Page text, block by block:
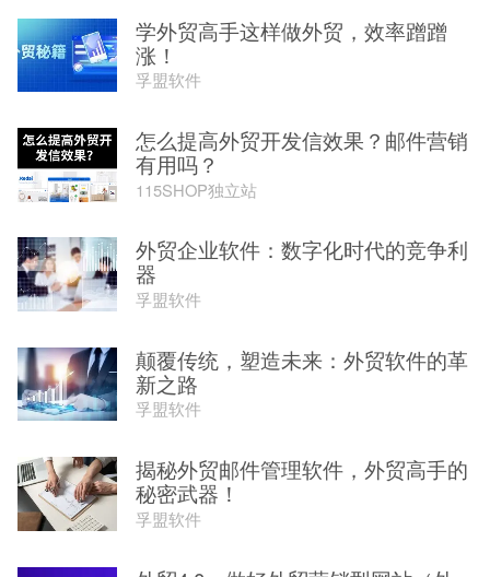
学外贸高手这样做外贸，效率蹭蹭
涨！
孚盟软件
怎么提高外贸开发信效果？邮件营销
有用吗？
115SHOP独立站
外贸企业软件：数字化时代的竞争利
器
孚盟软件
颠覆传统，塑造未来：外贸软件的革
新之路
孚盟软件
揭秘外贸邮件管理软件，外贸高手的
秘密武器！
孚盟软件